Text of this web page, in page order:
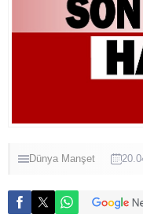
Dünya Manşet